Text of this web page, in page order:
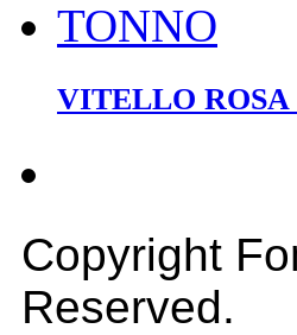
VITELLO ROSA
Copyright
Reserved.